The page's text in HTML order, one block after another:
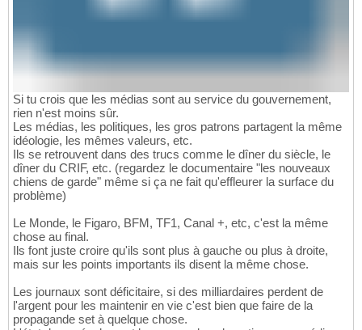
Si tu crois que les médias sont au service du gouvernement,
rien n'est moins sûr.
Les médias, les politiques, les gros patrons partagent la même
idéologie, les mêmes valeurs, etc.
Ils se retrouvent dans des trucs comme le dîner du siècle, le
dîner du CRIF, etc. (regardez le documentaire "les nouveaux
chiens de garde" même si ça ne fait qu'effleurer la surface du
problème)
Le Monde, le Figaro, BFM, TF1, Canal +, etc, c'est la même
chose au final.
Ils font juste croire qu'ils sont plus à gauche ou plus à droite,
mais sur les points importants ils disent la même chose.
Les journaux sont déficitaire, si des milliardaires perdent de
l'argent pour les maintenir en vie c'est bien que faire de la
propagande set à quelque chose.